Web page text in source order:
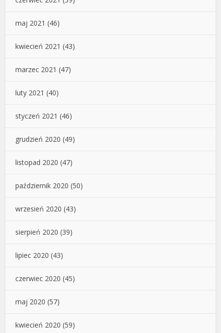
maj 2021 (46)
kwiecień 2021 (43)
marzec 2021 (47)
luty 2021 (40)
styczeń 2021 (46)
grudzień 2020 (49)
listopad 2020 (47)
październik 2020 (50)
wrzesień 2020 (43)
sierpień 2020 (39)
lipiec 2020 (43)
czerwiec 2020 (45)
maj 2020 (57)
kwiecień 2020 (59)